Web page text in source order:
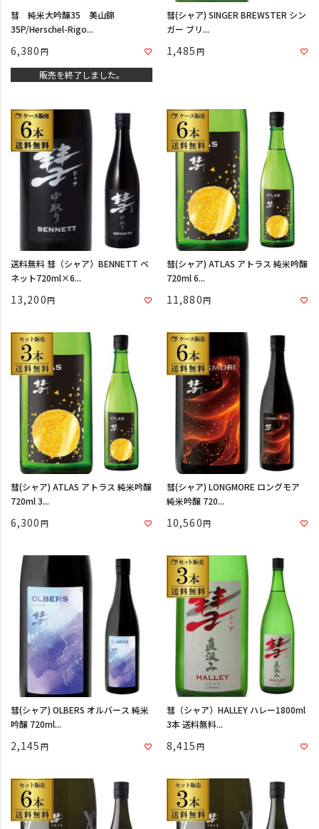
彗 純米大吟醸35 美山錦
35P/Herschel-Rigo...
6,380
販売を終了しました。
彗(シャア) SINGER BREWSTER シン
ガー ブリ...
1,485
送料無料 彗（シャア）BENNETT ベ
ネット720ml×6...
13,200
彗(シャア) ATLAS アトラス 純米吟醸
720ml 6...
11,880
彗(シャア) ATLAS アトラス 純米吟醸
720ml 3...
6,300
彗(シャア) LONGMORE ロングモア
純米吟醸 720...
10,560
彗(シャア) OLBERS オルバース 純米
吟醸 720ml...
2,145
彗（シャア）HALLEY ハレー1800ml
3本 送料無料...
8,415